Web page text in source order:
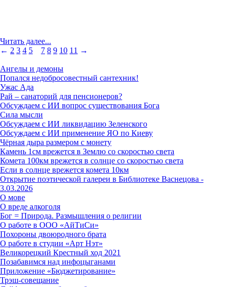
Читать далее...
← 2 3 4 5 7 8 9 10 11 →
Ангелы и демоны
Попался недобросовестный сантехник!
Ужас Ада
Рай – санаторий для пенсионеров?
Обсуждаем с ИИ вопрос существования Бога
Сила мысли
Обсуждаем с ИИ ликвидацию Зеленского
Обсуждаем с ИИ применение ЯО по Киеву
Чёрная дыра размером с монету
Камень 1см врежется в Землю со скоростью света
Комета 100км врежется в солнце со скоростью света
Если в солнце врежется комета 10км
Открытие поэтической галереи в Библиотеке Васнецова -
3.03.2026
О мове
О вреде алкоголя
Бог = Природа. Размышления о религии
О работе в ООО «АйТиСи»
Похороны двоюродного брата
О работе в студии «Арт Нэт»
Великорецкий Крестный ход 2021
Позабавимся над инфоцыганами
Приложение «Бюджетирование»
Трэш-совещание